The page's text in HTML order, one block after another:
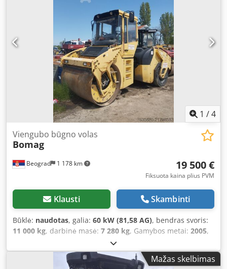
1 /4
Beograd 1 178 km
Viengubo būgno volas
Bomag
19 500 €
Fiksuota kaina plius PVM
Klausti Skambinti
Būklė: naudotas, galia: 60 kW (81,58 AG), bendras svoris:
11 000 kg, darbinė masė: 7 280 kg, Gamybos metai: 2005,
PUIKI BŪKLĖ Dksdpfx Ajy Hiz Dscter
Mažas skelbimas